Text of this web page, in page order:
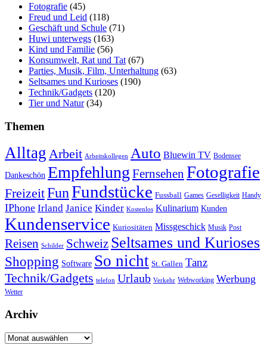
Fotografie (45)
Freud und Leid (118)
Geschäft und Schule (71)
Huwi unterwegs (163)
Kind und Familie (56)
Konsumwelt, Rat und Tat (67)
Parties, Musik, Film, Unterhaltung (63)
Seltsames und Kurioses (190)
Technik/Gadgets (120)
Tier und Natur(34)
Themen
Alltag Arbeit Arbeitskollegen Auto Bluewin TV Bodensee
Dankeschön Empfehlung Fernsehen Fotografie
FreizeitFunFundstücke Fussball Games Geselligkeit Handy
IPhone Irland Janice Kinder Kostenlos Kulinarium Kunden
Kundenservice Kuriositäten Missgeschick Musik Post
Reisen Schilder Schweiz Seltsames und Kurioses
Shopping Software So nicht St. Gallen Tanz
Technik/Gadgets telefon Urlaub Verkehr Webworking Werbung
Wetter
Archiv
Archiv